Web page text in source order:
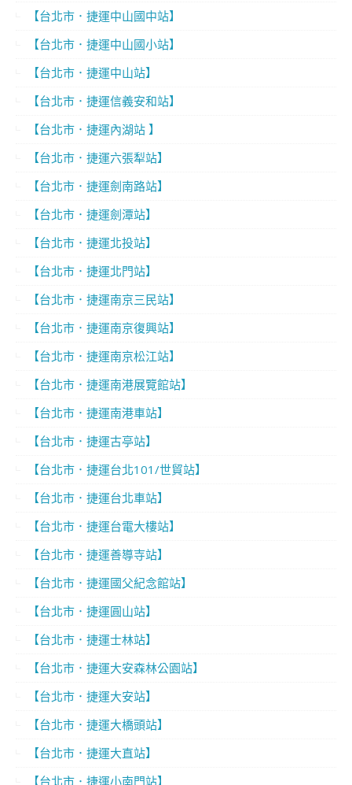
【台北市．捷運中山國中站】
【台北市．捷運中山國小站】
【台北市．捷運中山站】
【台北市．捷運信義安和站】
【台北市．捷運內湖站 】
【台北市．捷運六張犁站】
【台北市．捷運劍南路站】
【台北市．捷運劍潭站】
【台北市．捷運北投站】
【台北市．捷運北門站】
【台北市．捷運南京三民站】
【台北市．捷運南京復興站】
【台北市．捷運南京松江站】
【台北市．捷運南港展覽館站】
【台北市．捷運南港車站】
【台北市．捷運古亭站】
【台北市．捷運台北101/世貿站】
【台北市．捷運台北車站】
【台北市．捷運台電大樓站】
【台北市．捷運善導寺站】
【台北市．捷運國父紀念館站】
【台北市．捷運圓山站】
【台北市．捷運士林站】
【台北市．捷運大安森林公園站】
【台北市．捷運大安站】
【台北市．捷運大橋頭站】
【台北市．捷運大直站】
【台北市．捷運小南門站】